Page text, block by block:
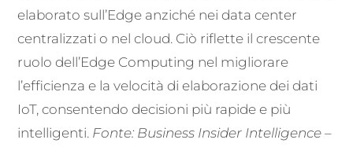
elaborato sull’Edge anziché nei data center
centralizzati o nel cloud. Ciò riflette il crescente
ruolo dell’Edge Computing nel migliorare
l’efficienza e la velocità di elaborazione dei dati
IoT, consentendo decisioni più rapide e più
intelligenti. Fonte: Business Insider Intelligence –